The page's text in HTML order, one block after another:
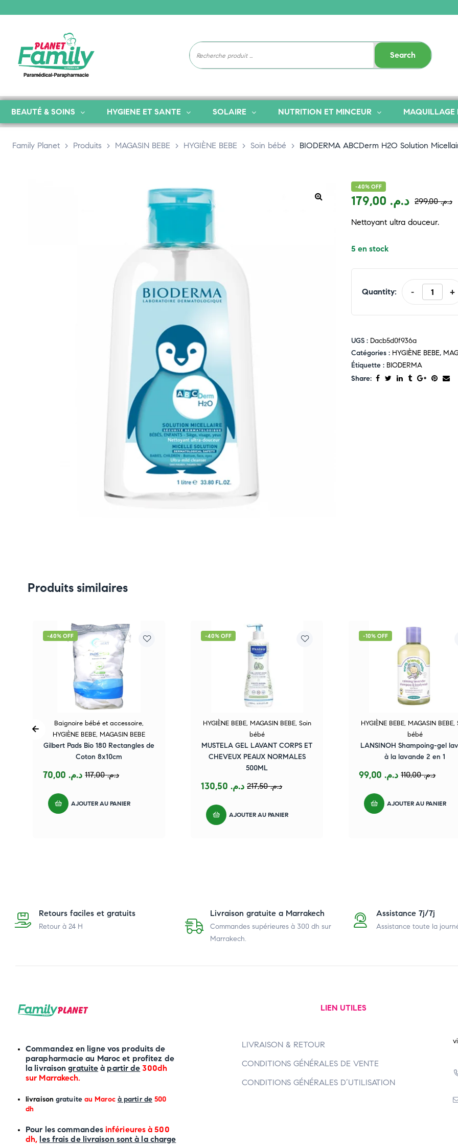
Search
BEAUTÉ & SOINS HYGIENE ET SANTE SOLAIRE NUTRITION ET MINCEUR MAQUILLAGE
Family Planet > Produits > MAGASIN BEBE > HYGIÈNE BEBE > Soin bébé > BIODERMA ABCDerm H2O Solution
-40% OFF
د.م.299,00 د.م.
Nettoyant ultra douceur.
5 en stock
Quantity: - +
UGS : Dacb5d0f936a
Catégories : HYGIÈNE BEBE,
Étiquette : BIODERMA
Share:
Produits similaires
-40% OFF
Baignoire bébé et accessoire,
HYGIÈNE BEBE, MAGASIN BEBE
Gilbert Pads Bio 180 Rectangles de
Coton 8x10cm
د.م.117,00 د.م.
AJOUTER AU PANIER
-40% OFF
HYGIÈNE BEBE, MAGASIN BEBE, Soin
bébé
MUSTELA GEL LAVANT CORPS ET
CHEVEUX PEAUX NORMALES
500ML
د.م.217,50 د.م.
AJOUTER AU PANIER
-10% OFF
HYGIÈNE BEBE, MAGASIN BEBE,
bébé
LANSINOH Shampoing-gel
à la lavande 2 en 1
د.م.110,00 د.م.
AJOUTER AU PANIER
Retours faciles et gratuits
Retour à 24 H
Livraison gratuite a Marrakech
Commandes supérieures à 300 dhsur
Marrakech.
Assistance 7j/7j
Assistance toute la
Commandez en ligne vos produits de
parapharmacie au Maroc et profitez de
la livraisongratuite à partir de 300dh
sur Marrakech.
livraison gratuiteau Maroc à partir de500
dh
Pour les commandes inférieures à 500
dh, les frais de livraison sont à la charge
LIEN UTILES
LIVRAISON & RETOUR
CONDITIONS GÉNÉRALES DE VENTE
CONDITIONS GÉNÉRALES D’UTILISATION